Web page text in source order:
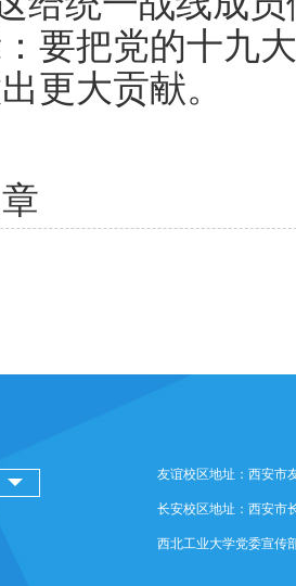
要把党的十九
更大贡献。
友谊校区地址：西安市
长安校区地址：西安市
西北工业大学党委宣传